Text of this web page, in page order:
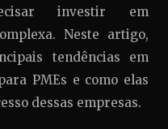
investir em
Neste artigo,
tendências em
PMEs e como elas
dessas empresas.